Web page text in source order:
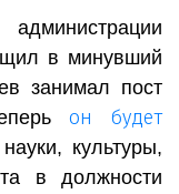
в минувший
занимал пост
он будет
культуры,
в должности